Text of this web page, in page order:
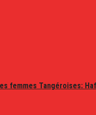
femmes Tangéroises: